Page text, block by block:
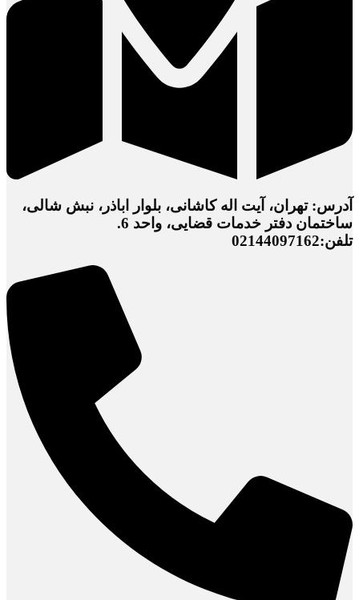
آدرس: تهران، آیت اله کاشانی، بلوار اباذر، نبش شالی،
ساختمان دفتر خدمات قضایی، واحد 6.
تلفن:02144097162